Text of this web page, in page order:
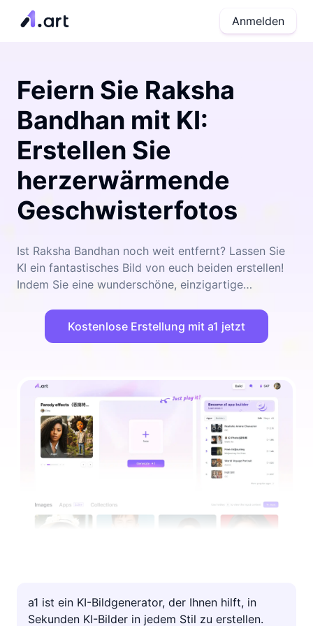
Anmelden
Feiern Sie Raksha
Bandhan mit KI:
Erstellen Sie
herzerwärmende
Geschwisterfotos
Ist Raksha Bandhan noch weit entfernt? Lassen Sie
KI ein fantastisches Bild von euch beiden erstellen!
Indem Sie eine wunderschöne, einzigartige
feiern und die Distanz überwinden.
Kostenlose Erstellung mit a1 jetzt
a1 ist ein KI-Bildgenerator, der Ihnen hilft, in
Sekunden KI-Bilder in jedem Stil zu erstellen.